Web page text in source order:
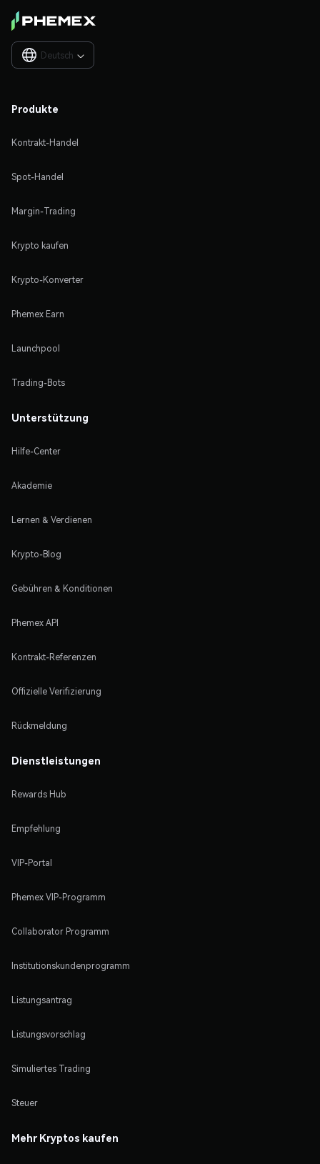
Deutsch 
Produkte
Kontrakt-Handel
Spot-Handel
Margin-Trading
Krypto kaufen
Krypto-Konverter
Phemex Earn
Launchpool
Trading-Bots
Unterstützung
Hilfe-Center
Akademie
Lernen & Verdienen
Krypto-Blog
Gebühren & Konditionen
Phemex API
Kontrakt-Referenzen
Offizielle Verifizierung
Rückmeldung
Dienstleistungen
Rewards Hub
Empfehlung
VIP-Portal
Phemex VIP-Programm
Collaborator Programm
Institutionskundenprogramm
Listungsantrag
Listungsvorschlag
Simuliertes Trading
Steuer
Mehr Kryptos kaufen